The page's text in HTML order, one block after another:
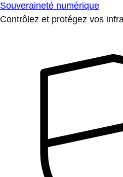
Souveraineté numérique
Contrôlez et protégez vos